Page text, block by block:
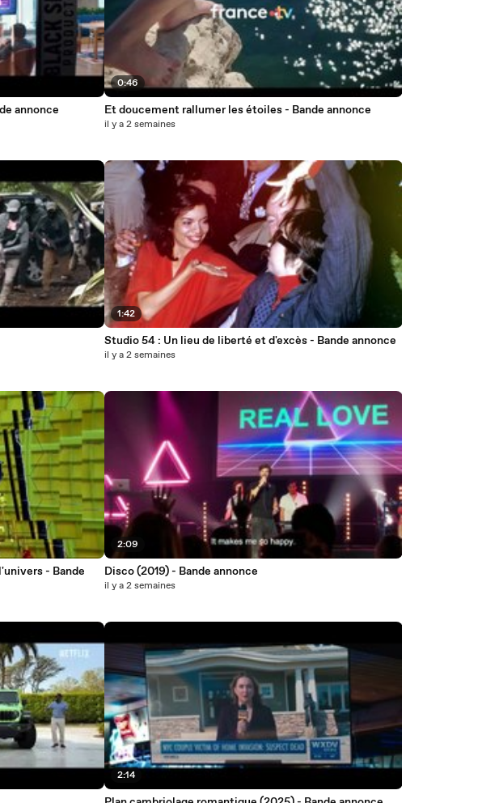
annonce
- Bande
0:46
Et doucement rallumer les étoiles - Bande annonce
il y a 2 semaines
1:42
Studio 54 : Un lieu de liberté et d'excès - Bande annonce
il y a 2 semaines
2:09
Disco (2019) - Bande annonce
il y a 2 semaines
2:14